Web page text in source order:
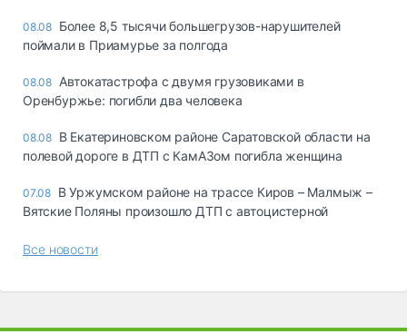
08.08 Более 8,5 тысячи большегрузов-нарушителей
поймали в Приамурье за полгода
08.08 Автокатастрофа с двумя грузовиками в
Оренбуржье: погибли два человека
08.08 В Екатериновском районе Саратовской области на
полевой дороге в ДТП с КамАЗом погибла женщина
07.08 В Уржумском районе на трассе Киров – Малмыж –
Вятские Поляны произошло ДТП с автоцистерной
Все новости